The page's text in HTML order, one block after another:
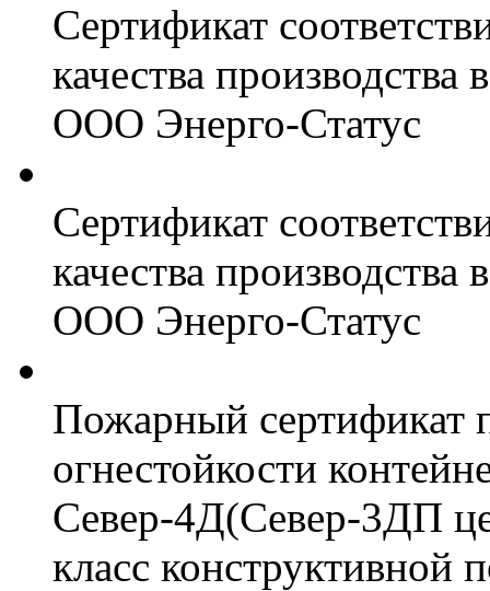
Сертификат
качества
ООО Энерго-Статус
Сертификат
качества
ООО Энерго-Статус
Пожарный сертификат
огнестойкости
Север-4Д(Север-3ДП
класс конструктивной